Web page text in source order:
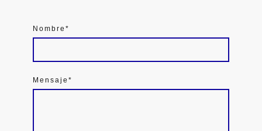
Nombre *
Mensaje *